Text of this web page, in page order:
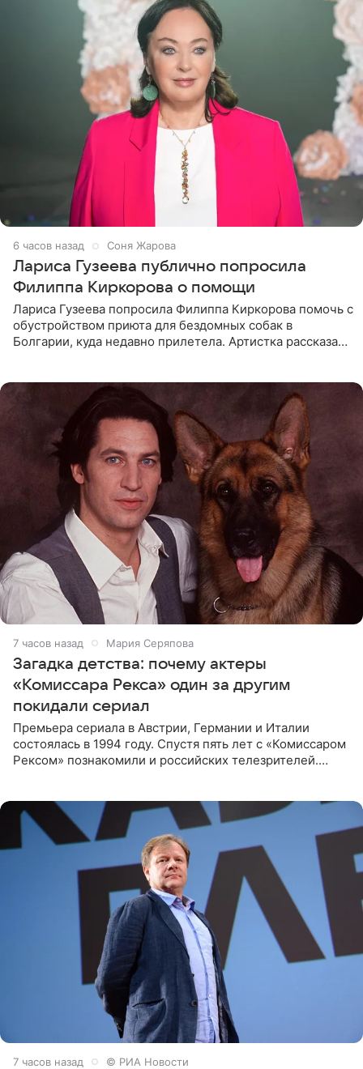
6 часов назад Соня Жарова
Лариса Гузеева публично попросила
Филиппа Киркорова о помощи
Лариса Гузеева попросила Филиппа Киркорова помочь с
обустройством приюта для бездомных собак в
Болгарии, куда недавно прилетела. Артистка рассказала
7 часов назад Мария Серяпова
Загадка детства: почему актеры
«Комиссара Рекса» один за другим
покидали сериал
Премьера сериала в Австрии, Германии и Италии
состоялась в 1994 году. Спустя пять лет с «Комиссаром
Рексом» познакомили и российских телезрителей.
7 часов назад © РИА Новости